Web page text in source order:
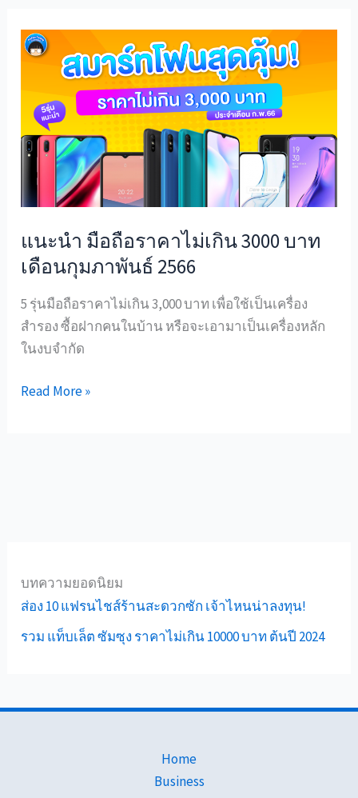
แนะนำ มือถือราคาไม่เกิน 3000 บาท
เดือนกุมภาพันธ์ 2566
5 รุ่นมือถือราคาไม่เกิน 3,000 บาท เพื่อใช้เป็นเครื่อง
สำรอง ซื้อฝากคนในบ้าน หรือจะเอามาเป็นเครื่องหลัก
ในงบจำกัด
แนะนำ
มือ
ราคา
เกิน
3000
บาท
กุมภาพันธ์
2566
Read More »
บทความยอดนิยม
ส่อง 10 แฟรนไชส์ร้านสะดวกซัก เจ้าไหนน่าลงทุน!
รวม แท็บเล็ต ซัมซุง ราคาไม่เกิน 10000 บาท ต้นปี 2024
Home
Business